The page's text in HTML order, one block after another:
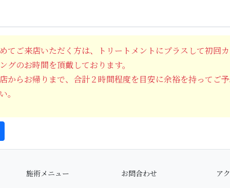
てご来店いただく方は、トリートメントにプラスして初回
グのお時間を頂戴しております。
からお帰りまで、合計２時間程度を目安に余裕を持ってご
。
施術メニュー お問合わせ ア